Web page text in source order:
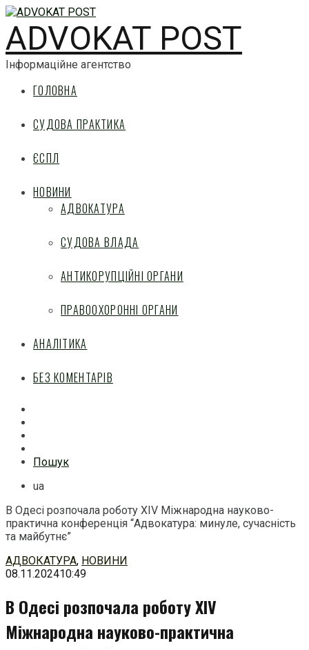
ADVOKAT POST
Інформаційне агентство
ГОЛОВНА
СУДОВА ПРАКТИКА
ЄСПЛ
НОВИНИ
АДВОКАТУРА
СУДОВА ВЛАДА
АНТИКОРУПЦІЙНІ ОРГАНИ
ПРАВООХОРОННІ ОРГАНИ
АНАЛІТИКА
БЕЗ КОМЕНТАРІВ
Пошук
ua
В Одесі розпочала роботу ХІV Міжнародна науково-
практична конференція “Адвокатура: минуле, сучасність
та майбутнє”
Перейти
до
АДВОКАТУРА, НОВИНИ
08.11.202410:49
В Одесі розпочала роботу ХІV
Міжнародна науково-практична